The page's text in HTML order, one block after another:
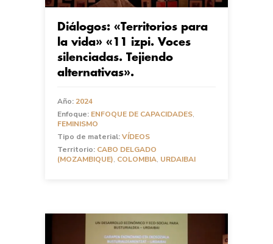
Diálogos: «Territorios para
la vida» «11 izpi. Voces
silenciadas. Tejiendo
alternativas».
Año: 2024
Enfoque: ENFOQUE DE CAPACIDADES,
FEMINISMO
Tipo de material:VÍDEOS
Territorio: CABO DELGADO
(MOZAMBIQUE), COLOMBIA, URDAIBAI